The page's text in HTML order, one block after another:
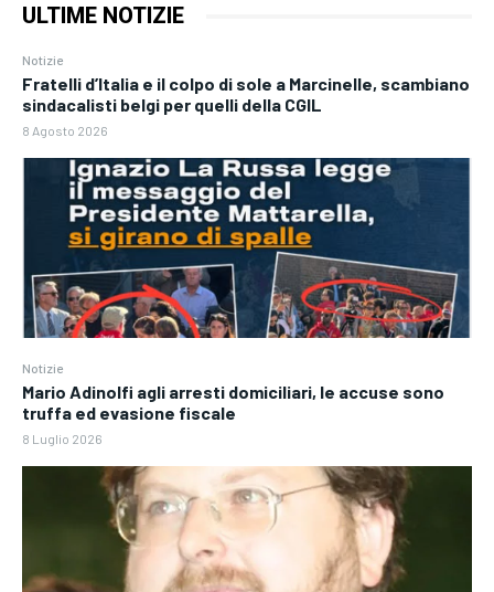
ULTIME NOTIZIE
Notizie
Fratelli d’Italia e il colpo di sole a Marcinelle, scambiano
sindacalisti belgi per quelli della CGIL
8 Agosto 2026
Notizie
Mario Adinolfi agli arresti domiciliari, le accuse sono
truffa ed evasione fiscale
8 Luglio 2026